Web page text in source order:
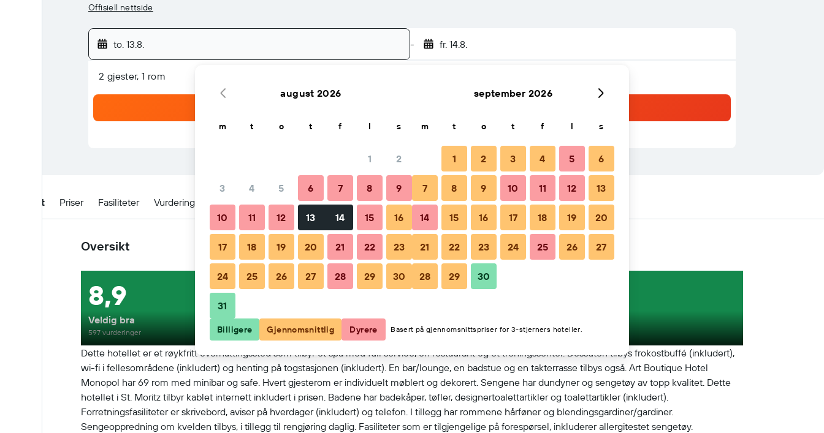
Offisiell nettside
to. 13.8. - fr. 14.8.
2 gjester, 1 rom
Oversikt Priser Fasiliteter Vurderinger Beliggenhet Tips & FAQs Overnattingssteder i nærheten
Oversikt
Dette hotellet er et røykfritt overnattingssted som tilbyr et spa med full service, en restaurant og et treningssenter. Dessuten tilbys frokostbuffé (inkludert),
wi-fi i fellesområdene (inkludert) og henting på togstasjonen (inkludert). En bar/lounge, en badstue og en takterrasse tilbys også. Art Boutique Hotel
Monopol har 69 rom med minibar og safe. Hvert gjesterom er individuelt møblert og dekorert. Sengene har dundyner og sengetøy av topp kvalitet. Dette
hotellet i St. Moritz tilbyr kablet internett inkludert i prisen. Badene har badekåper, tøfler, designertoalettartikler og toalettartikler (inkludert).
Forretningsfasiliteter er skrivebord, aviser på hverdager (inkludert) og telefon. I tillegg har rommene hårføner og blendingsgardiner/gardiner.
Sengeoppredning om kvelden tilbys, i tillegg til rengjøring daglig. Fasiliteter som er tilgjengelige på forespørsel, inkluderer allergitestet sengetøy.
8,9
Veldig bra
597 vurderinger
august 2026
m t o t f l s
1 2
3 4 5 6 7 8 9
10 11 12 13 14 15 16
17 18 19 20 21 22 23
24 25 26 27 28 29 30
31
september 2026
m t o t f l s
1 2 3 4 5 6
7 8 9 10 11 12 13
14 15 16 17 18 19 20
21 22 23 24 25 26 27
28 29 30
Billigere Gjennomsnittlig Dyrere Basert på gjennomsnittspriser for 3-stjerners hoteller.